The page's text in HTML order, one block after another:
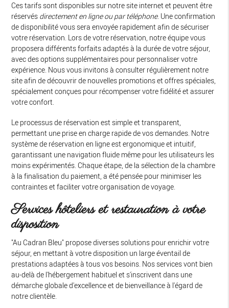
Ces tarifs sont disponibles sur notre site internet et peuvent être
réservés directement en ligne ou par téléphone. Une confirmation
de disponibilité vous sera envoyée rapidement afin de sécuriser
votre réservation. Lors de votre réservation, notre équipe vous
proposera différents forfaits adaptés à la durée de votre séjour,
avec des options supplémentaires pour personnaliser votre
expérience. Nous vous invitons à consulter régulièrement notre
site afin de découvrir de nouvelles promotions et offres spéciales,
spécialement conçues pour récompenser votre fidélité et assurer
votre confort.
Le processus de réservation est simple et transparent,
permettant une prise en charge rapide de vos demandes. Notre
système de réservation en ligne est ergonomique et intuitif,
garantissant une navigation fluide même pour les utilisateurs les
moins expérimentés. Chaque étape, de la sélection de la chambre
à la finalisation du paiement, a été pensée pour minimiser les
contraintes et faciliter votre organisation de voyage.
Services hôteliers et restauration à votre
disposition
"Au Cadran Bleu" propose diverses solutions pour enrichir votre
séjour, en mettant à votre disposition un large éventail de
prestations adaptées à tous vos besoins. Nos services vont bien
au-delà de l'hébergement habituel et s'inscrivent dans une
démarche globale d'excellence et de bienveillance à l'égard de
notre clientèle.